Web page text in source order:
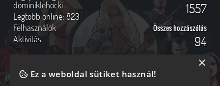
dominiklehocki
Legtöbb online:823
Felhasználók
Aktivitás
1557
Összes hozzászólás
94
Ez a weboldal sütiket használ!
×